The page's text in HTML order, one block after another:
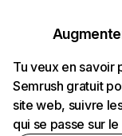
Tu veux en savoir
Semrush gratuit
site web, suivre
qui se passe sur